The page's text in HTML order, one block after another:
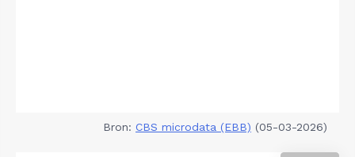
Bron: CBS microdata (EBB) (05-03-2026)